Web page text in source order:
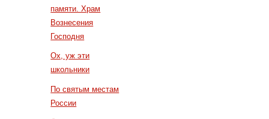
памяти. Храм
Вознесения
Господня
Ох, уж эти
школьники
По святым местам
России